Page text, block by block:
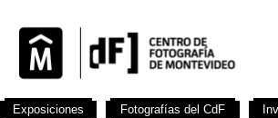
Exposiciones Fotografías del CdF